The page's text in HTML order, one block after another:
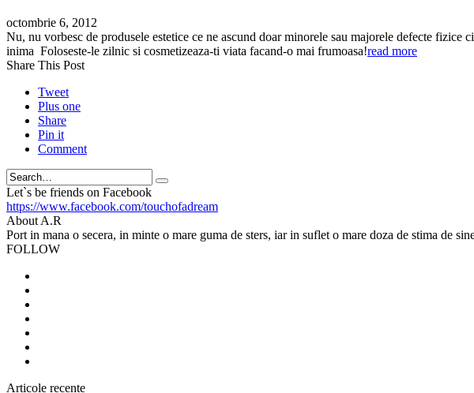
octombrie 6, 2012
Nu, nu vorbesc de produsele estetice ce ne ascund doar minorele sau majorele defecte
inima Foloseste-le zilnic si cosmetizeaza-ti viata facand-o mai frumoasa!read more
Share This Post
Tweet
Plus one
Share
Pin it
Comment
Search
Let`s be friends on Facebook
https://www.facebook.com/touchofadream
About A.R
Port in mana o secera, in minte o mare guma de sters, iar in suflet o mare doza de stima de
FOLLOW
Articole recente